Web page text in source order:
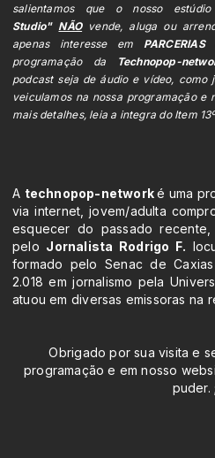
salientamos que o nosso
Studio" NÃOvende, aluga ou
apenas interesse em
programação da
Technopop-
podcast seja de áudio e vídeo,
veiculamos na nossa programação e
mais detalhes, leia a integra do Item
A technopop-networké uma
via internet, jovem/adulta
esquecer do passado
pelo Jornalista Rodrigo F.
formado pelo Senac de
2.018 em jornalismo pela
atuou em diversas emissoras na
Obrigado por sua visita e
programação e em nosso
puder.